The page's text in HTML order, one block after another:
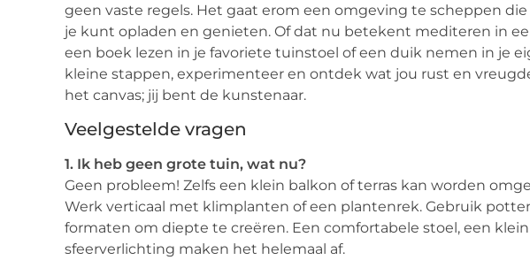
geen vaste regels. Het gaat erom een omgeving te scheppen die
je kunt opladen en genieten. Of dat nu betekent mediteren in
een boek lezen in je favoriete tuinstoel of een duik nemen in je
kleine stappen, experimenteer en ontdek wat jou rust en
het canvas; jij bent de kunstenaar.
Veelgestelde vragen
1. Ik heb geen grote tuin, wat nu?
Geen probleem! Zelfs een klein balkon of terras kan worden
Werk verticaal met klimplanten of een plantenrek. Gebruik
formaten om diepte te creëren. Een comfortabele stoel, een
sfeerverlichting maken het helemaal af.